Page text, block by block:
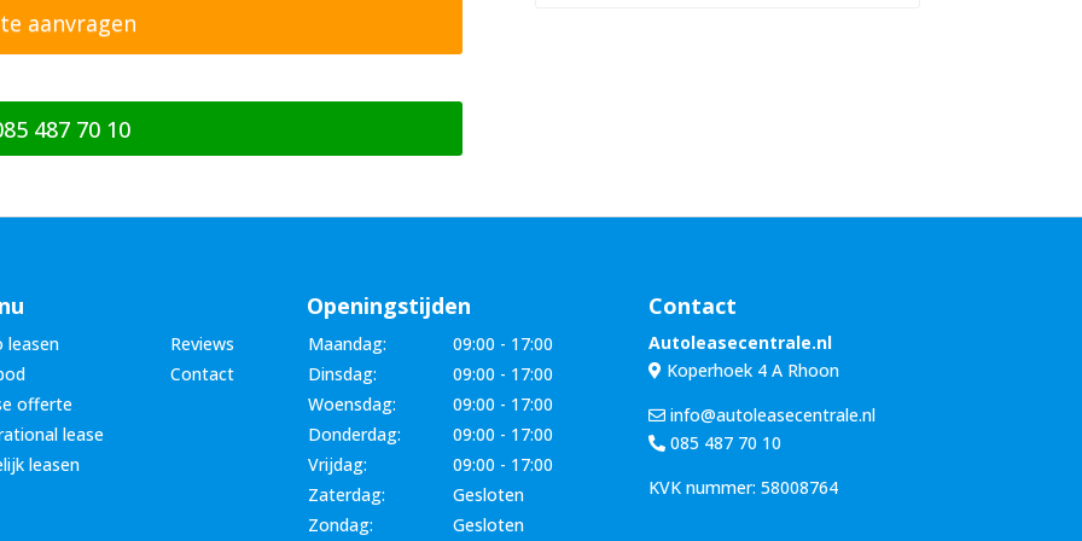
487 70 10
leasen
Reviews
Contact
offerte
lease
leasen
Openingstijden
Maandag:
09:00 - 17:00
Dinsdag:
09:00 - 17:00
Woensdag:
09:00 - 17:00
Donderdag:
09:00 - 17:00
Vrijdag:
09:00 - 17:00
Zaterdag:
Gesloten
Zondag:
Gesloten
Contact
Autoleasecentrale.nl
Koperhoek 4 A Rhoon
info@autoleasecentrale.nl
085 487 70 10
KVK nummer: 58008764